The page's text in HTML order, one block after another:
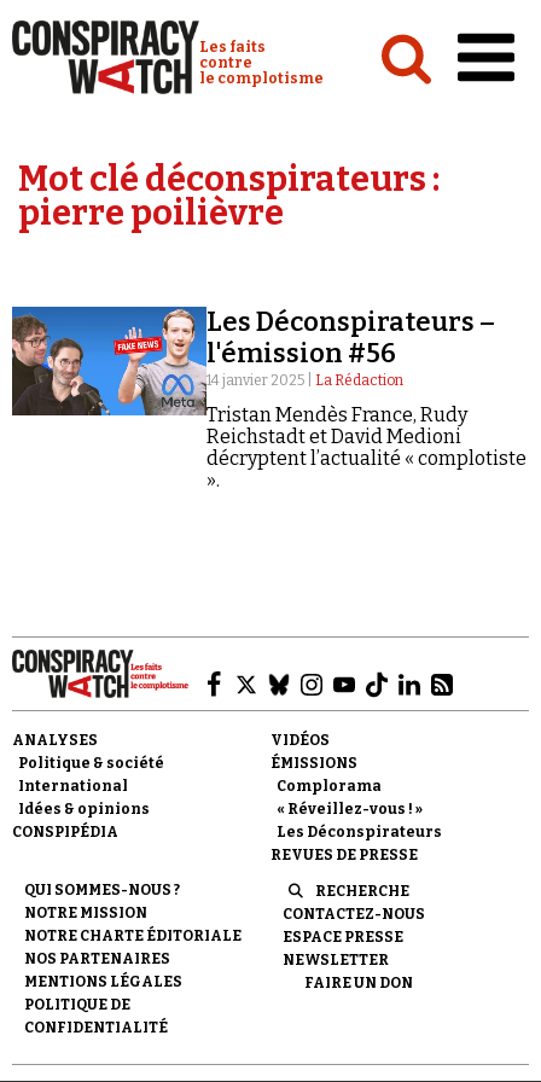
Conspiracy Watch :
Les faits
contre
le complotisme
Analyses
Émissions
Revues de presse
Faire un don
Demander à Vera
Mot clé déconspirateurs :
pierre poilièvre
Les Déconspirateurs –
l'émission #56
14 janvier 2025 | La Rédaction
Tristan Mendès France, Rudy
Reichstadt et David Medioni
décryptent l’actualité « complotiste
».
ANALYSES
Politique & société
International
Idées & opinions
CONSPIPÉDIA
VIDÉOS
ÉMISSIONS
Complorama
« Réveillez-vous ! »
Les Déconspirateurs
REVUES DE PRESSE
QUI SOMMES-NOUS ?
NOTRE MISSION
NOTRE CHARTE ÉDITORIALE
NOS PARTENAIRES
MENTIONS LÉGALES
POLITIQUE DE
CONFIDENTIALITÉ
RECHERCHE
CONTACTEZ-NOUS
ESPACE PRESSE
NEWSLETTER
FAIRE UN DON